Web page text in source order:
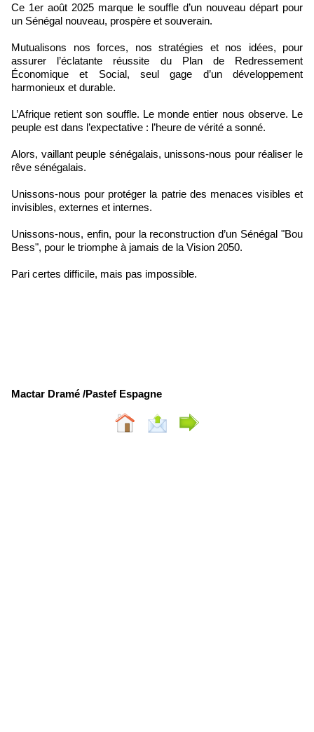
Ce 1er août 2025 marque le souffle d’un nouveau départ pour
un Sénégal nouveau, prospère et souverain.
Mutualisons nos forces, nos stratégies et nos idées, pour
assurer l’éclatante réussite du Plan de Redressement
Économique et Social, seul gage d’un développement
harmonieux et durable.
L’Afrique retient son souffle. Le monde entier nous observe. Le
peuple est dans l’expectative : l’heure de vérité a sonné.
Alors, vaillant peuple sénégalais, unissons-nous pour réaliser le
rêve sénégalais.
Unissons-nous pour protéger la patrie des menaces visibles et
invisibles, externes et internes.
Unissons-nous, enfin, pour la reconstruction d’un Sénégal "Bou
Bess", pour le triomphe à jamais de la Vision 2050.
Pari certes difficile, mais pas impossible.
Mactar Dramé /Pastef Espagne